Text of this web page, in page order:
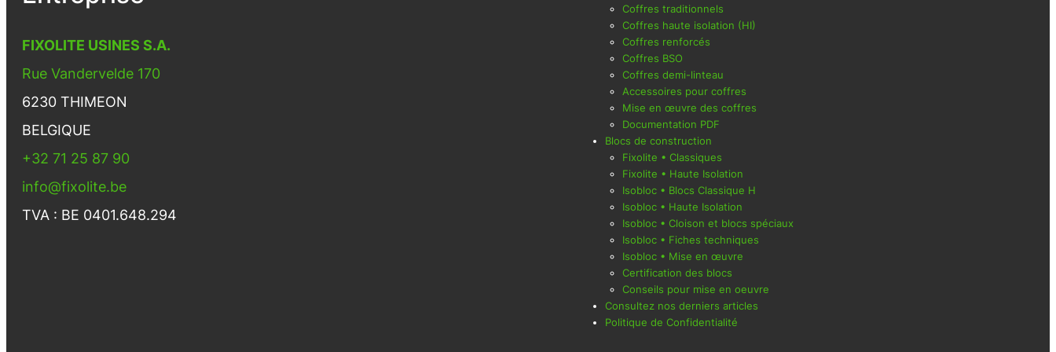
FIXOLITE USINES S.A.
Rue Vandervelde 170
6230 THIMEON
BELGIQUE
+32 71 25 87 90
info@fixolite.be
TVA : BE 0401.648.294
Coffres traditionnels
Coffres haute isolation (HI)
Coffres renforcés
Coffres BSO
Coffres demi-linteau
Accessoires pour coffres
Mise en œuvre des coffres
Documentation PDF
Blocs de construction
Fixolite • Classiques
Fixolite • Haute Isolation
Isobloc • Blocs Classique H
Isobloc • Haute Isolation
Isobloc • Cloison et blocs spéciaux
Isobloc • Fiches techniques
Isobloc • Mise en œuvre
Certification des blocs
Conseils pour mise en oeuvre
Consultez nos derniers articles
Politique de Confidentialité